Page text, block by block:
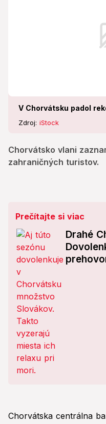
V Chorvátsku padol
Zdroj: iStock
Chorvátsko vlani
zahraničných turistov.
Prečítajte si viac
Drahé
Chorvátska centrálna